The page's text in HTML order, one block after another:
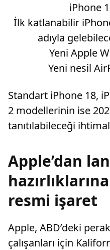
iPhone
İlk katlanabilir
adıyla
Yeni Apple
Yeni nesil
Standart iPhone 18,
2 modellerinin ise
tanıtılabileceği
Apple’dan
resmi işaret
Apple, ABD’deki
çalışanları için